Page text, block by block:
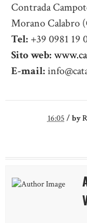
Contrada
Morano Calabro
Tel: +39 0981 19
Sito web:
E-mail:
16:05 /by